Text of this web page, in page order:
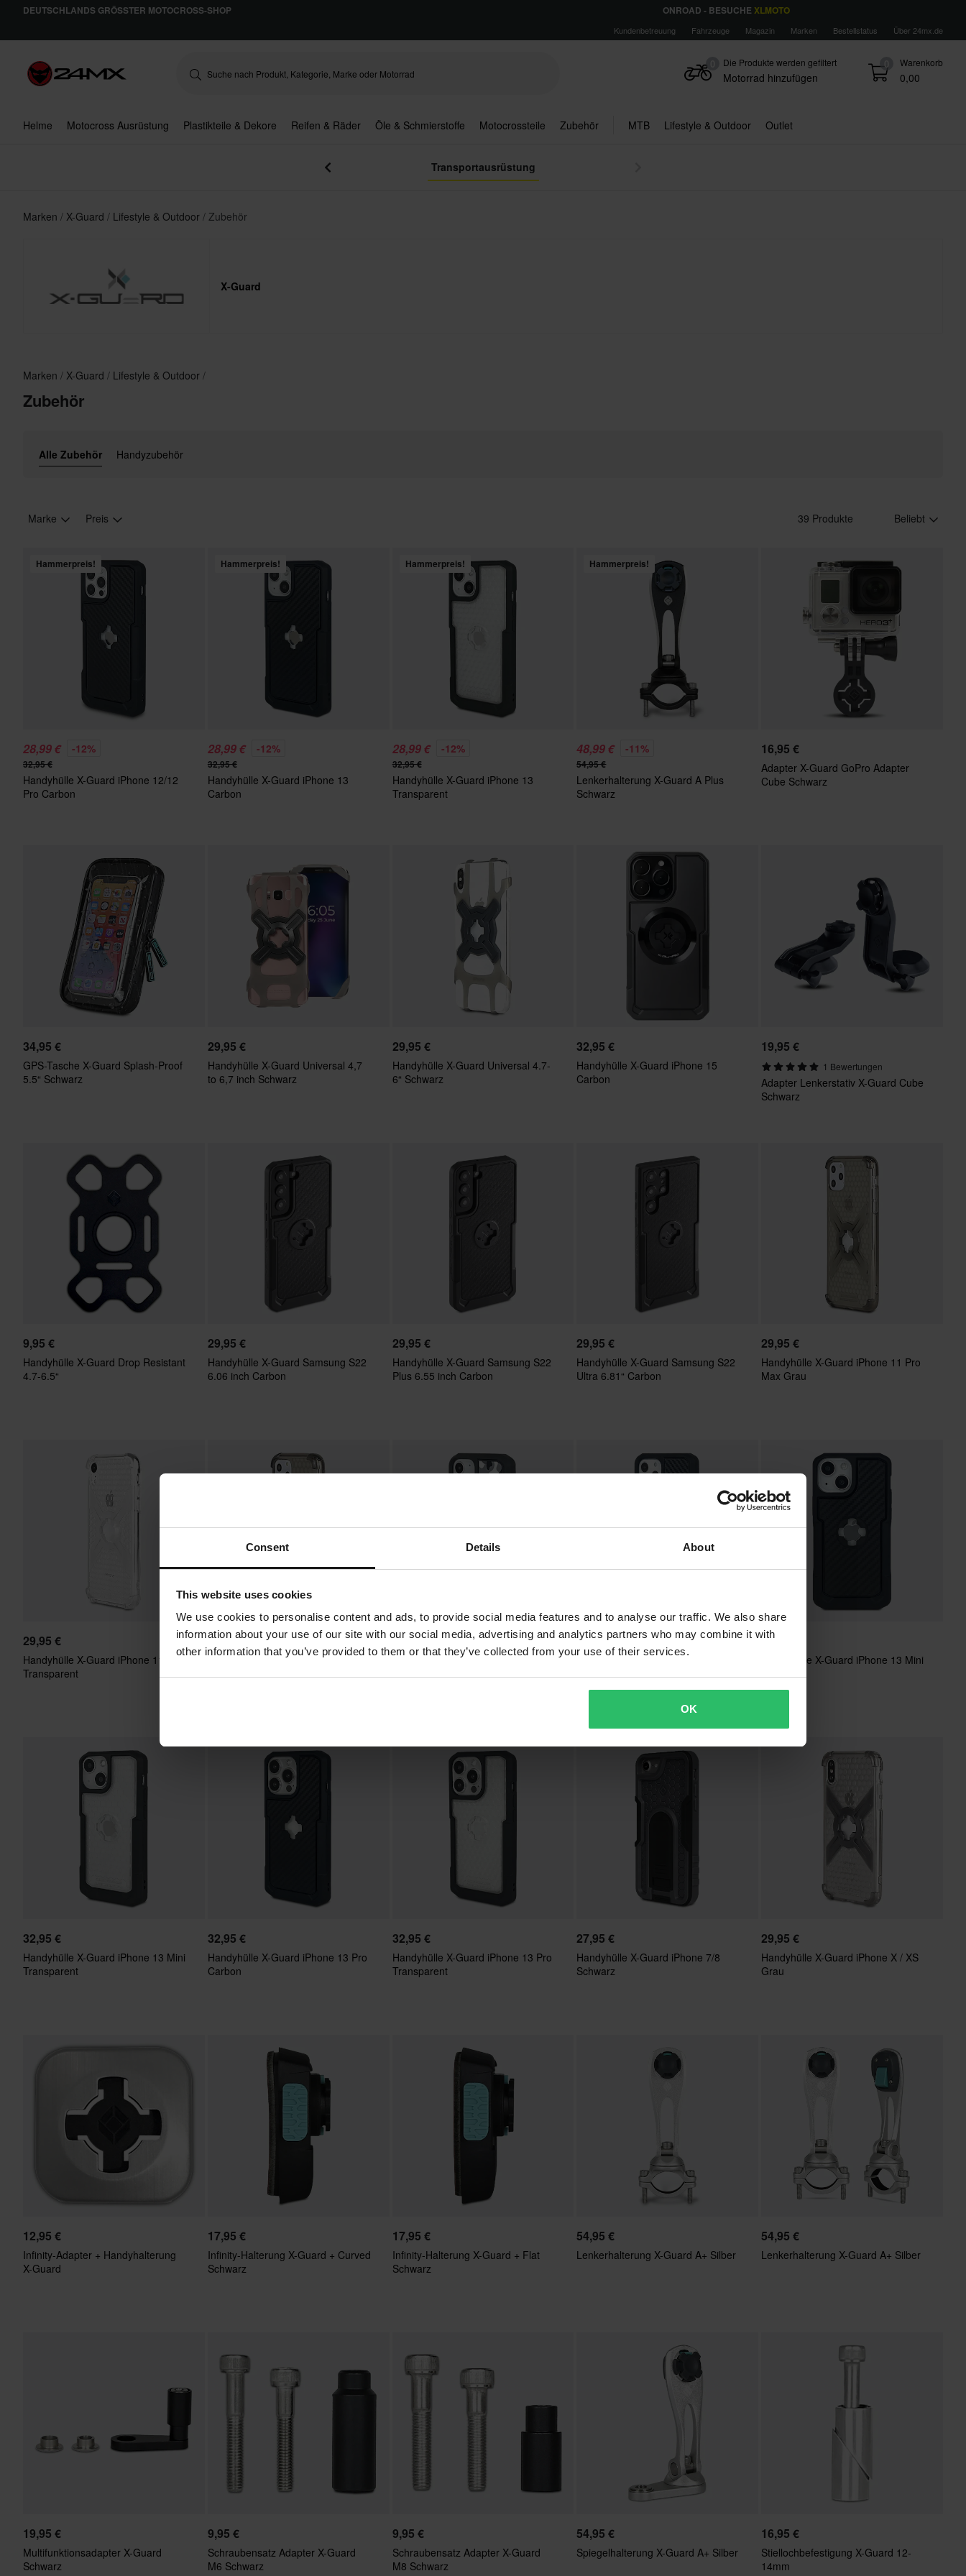
Consent Details About
This website uses cookies
We use cookies to personalise content and ads, to provide social media features and to analyse our traffic. We also share
information about your use of our site with our social media, advertising and analytics partners who may combine it with
other information that you’ve provided to them or that they’ve collected from your use of their services.
OK
DEUTSCHLANDS GRÖSSTER MOTOCROSS-SHOP ONROAD - BESUCHE XLMOTO
Kundenbetreuung Fahrzeuge Magazin Marken Bestellstatus Über 24mx.de
0 Warenkorb
0,00
Die Produkte werden gefiltert
Motorrad hinzufügen
Helme Motocross Ausrüstung Plastikteile & Dekore Reifen & Räder Öle & Schmierstoffe Motocrossteile Zubehör MTB Lifestyle & Outdoor Outlet
Transportausrüstung
Marken X-Guard Lifestyle & Outdoor Zubehör
X-Guard
Marken X-Guard Lifestyle & Outdoor
Zubehör
Alle Zubehör Handyzubehör
Marke Preis 39 Produkte Beliebt
Hammerpreis!
28,99 € -12%
32,95 €
Handyhülle X-Guard iPhone 12/12
Pro Carbon
Hammerpreis!
28,99 € -12%
32,95 €
Handyhülle X-Guard iPhone 13
Carbon
Hammerpreis!
28,99 € -12%
32,95 €
Handyhülle X-Guard iPhone 13
Transparent
Hammerpreis!
48,99 € -11%
54,95 €
Lenkerhalterung X-Guard A Plus
Schwarz
16,95 €
Adapter X-Guard GoPro Adapter
Cube Schwarz
34,95 €
GPS-Tasche X-Guard Splash-Proof
5.5“ Schwarz
29,95 €
Handyhülle X-Guard Universal 4,7
to 6,7 inch Schwarz
29,95 €
Handyhülle X-Guard Universal 4.7-
6“ Schwarz
32,95 €
Handyhülle X-Guard iPhone 15
Carbon
19,95 €
1 Bewertungen
Adapter Lenkerstativ X-Guard Cube
Schwarz
9,95 €
Handyhülle X-Guard Drop Resistant
4.7-6.5“
29,95 €
Handyhülle X-Guard Samsung S22
6.06 inch Carbon
29,95 €
Handyhülle X-Guard Samsung S22
Plus 6.55 inch Carbon
29,95 €
Handyhülle X-Guard Samsung S22
Ultra 6.81“ Carbon
29,95 €
Handyhülle X-Guard iPhone 11 Pro
Max Grau
29,95 €
Handyhülle X-Guard iPhone 11/XR
Transparent
29,95 €
Handyhülle X-Guard iPhone 111/XR
Grau
29,95 €
Handyhülle X-Guard iPhone 12 Mini
Transparent
32,95 €
Handyhülle X-Guard iPhone 12/12
Pro/Max Carbon
32,95 €
Handyhülle X-Guard iPhone 13 Mini
Carbon
32,95 €
Handyhülle X-Guard iPhone 13 Mini
Transparent
32,95 €
Handyhülle X-Guard iPhone 13 Pro
Carbon
32,95 €
Handyhülle X-Guard iPhone 13 Pro
Transparent
27,95 €
Handyhülle X-Guard iPhone 7/8
Schwarz
29,95 €
Handyhülle X-Guard iPhone X / XS
Grau
12,95 €
Infinity-Adapter + Handyhalterung
X-Guard
17,95 €
Infinity-Halterung X-Guard + Curved
Schwarz
17,95 €
Infinity-Halterung X-Guard + Flat
Schwarz
54,95 €
Lenkerhalterung X-Guard A+ Silber
54,95 €
Lenkerhalterung X-Guard A+ Silber
19,95 €
Multifunktionsadapter X-Guard
Schwarz
9,95 €
Schraubensatz Adapter X-Guard
M6 Schwarz
9,95 €
Schraubensatz Adapter X-Guard
M8 Schwarz
54,95 €
Spiegelhalterung X-Guard A+ Silber
16,95 €
Stiellochbefestigung X-Guard 12-
14mm